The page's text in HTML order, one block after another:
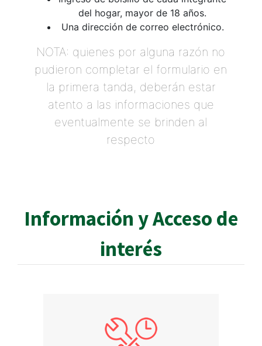
del hogar, mayor de 18 años.
Una dirección de correo electrónico.
NOTA: quienes por alguna razón no
pudieron completar el formulario en
la primera tanda, deberán estar
atento a las informaciones que
eventualmente se brinden al
respecto
Información y Acceso de
interés